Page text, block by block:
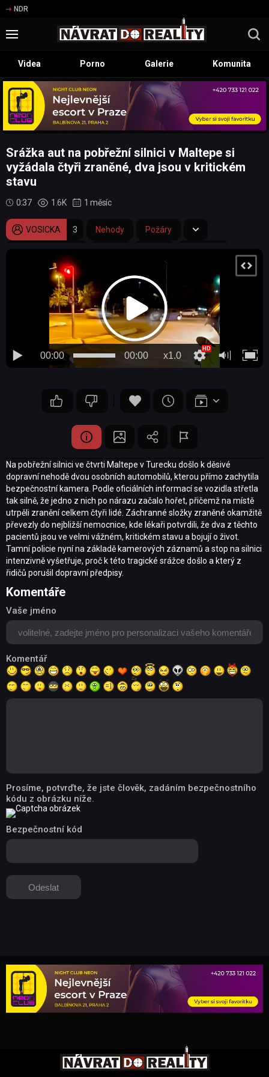
NDR
Videa Porno Galerie Komunita
Srážka aut na pobřežní silnici v Maltepe si
vyžádala čtyři zraněné, dva jsou v kritickém
stavu
0:37 1.6K 1 měsíc
VOSICKA 3 Nehody Požáry
dopravní nehoda silnice požár plameny
00:00 x1.0
00:00
Na pobřežní silnici ve čtvrti Maltepe v Turecku došlo k děsivé
dopravní nehodě dvou osobních automobilů, kterou přímo zachytila
bezpečnostní kamera. Podle oficiálních informací se vozidla střetla
tak silně, že jedno z nich po nárazu začalo hořet, přičemž na místě
utrpěli zranění celkem čtyři lidé. Záchranné složky zraněné okamžitě
převezly do nejbližší nemocnice, kde lékaři potvrdili, že dva z těchto
pacientů jsou ve velmi vážném, kritickém stavu a bojují o život.
Tamní policie nyní na základě kamerových záznamů a stop na silnici
intenzivně vyšetřuje, proč k této tragické srážce došlo a který z
řidičů porušil dopravní předpisy.
Komentáře
Vaše jméno
Komentář
Prosíme, potvrďte, že jste člověk, zadáním bezpečnostního
kódu z obrázku níže.
Bezpečnostní kód